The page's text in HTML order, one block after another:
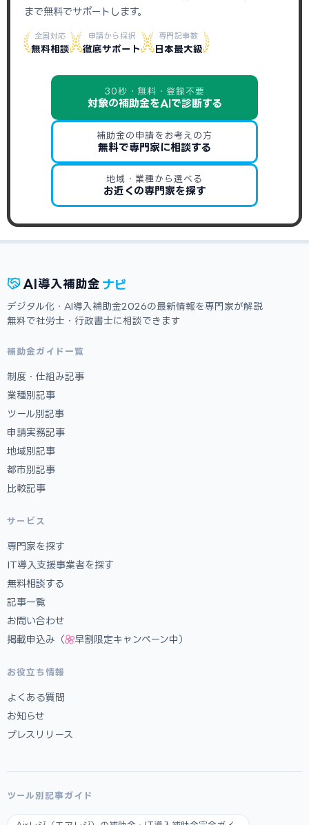
まで無料でサポートします。
全国対応
無料相談
申請から採択
徹底サポート
専門記事数
日本最大級
30秒・無料・登録不要
対象の補助金をAIで診断する
補助金の申請をお考えの方
無料で専門家に相談する
地域・業種から選べる
お近くの専門家を探す
AI 導入補助金 ナビ
デジタル化・AI導入補助金2026の最新情報を専門家が解説
無料で社労士・行政書士に相談できます
補助金ガイド一覧
制度・仕組み記事
業種別記事
ツール別記事
申請実務記事
地域別記事
都市別記事
比較記事
サービス
専門家を探す
IT導入支援事業者を探す
無料相談する
記事一覧
お問い合わせ
掲載申込み（
早割限定キャンペーン中）
お役立ち情報
よくある質問
お知らせ
プレスリリース
ツール別記事ガイド